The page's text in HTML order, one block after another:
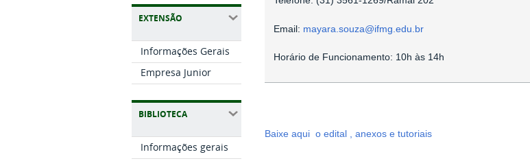
EXTENSÃO
Informações Gerais
Empresa Junior
BIBLIOTECA
Informações gerais
Email: mayara.souza@ifmg.edu.br
Horário de Funcionamento: 10h às 14h
Baixe aqui o edital , anexos e tutoriais